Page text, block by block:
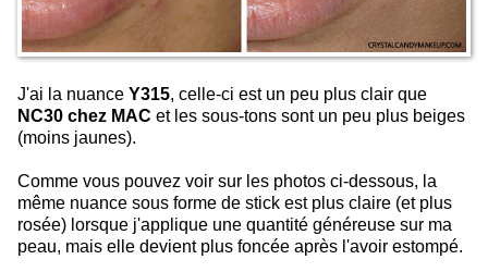
J'ai la nuance Y315, celle-ci est un peu plus clair que
NC30 chez MAC et les sous-tons sont un peu plus beiges
(moins jaunes).
Comme vous pouvez voir sur les photos ci-dessous, la
même nuance sous forme de stick est plus claire (et plus
rosée) lorsque j'applique une quantité généreuse sur ma
peau, mais elle devient plus foncée après l'avoir estompé.